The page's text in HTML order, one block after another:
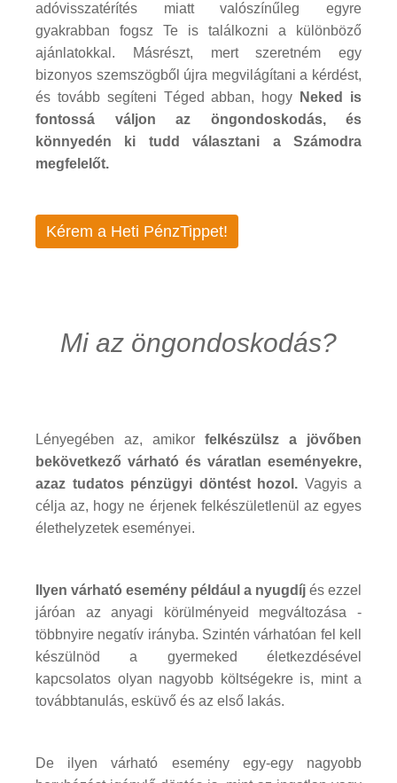
adóvisszatérítés miatt valószínűleg egyre
gyakrabban fogsz Te is találkozni a különböző
ajánlatokkal. Másrészt, mert szeretném egy
bizonyos szemszögből újra megvilágítani a kérdést,
és tovább segíteni Téged abban, hogy
Neked is
fontossá váljon az öngondoskodás, és
könnyedén ki tudd választani a Számodra
megfelelőt.
Kérem a Heti PénzTippet!
Mi az öngondoskodás?
Lényegében az, amikor felkészülsz a jövőben
bekövetkező várható és váratlan eseményekre,
azaz tudatos pénzügyi döntést hozol. Vagyis a
célja az, hogy ne érjenek felkészületlenül az egyes
élethelyzetek eseményei.
Ilyen várható esemény például a nyugdíj és ezzel
járóan az anyagi körülményeid megváltozása -
többnyire negatív irányba. Szintén várhatóan fel kell
készülnöd a gyermeked életkezdésével
kapcsolatos olyan nagyobb költségekre is, mint a
továbbtanulás, esküvő és az első lakás.
De ilyen várható esemény egy-egy nagyobb